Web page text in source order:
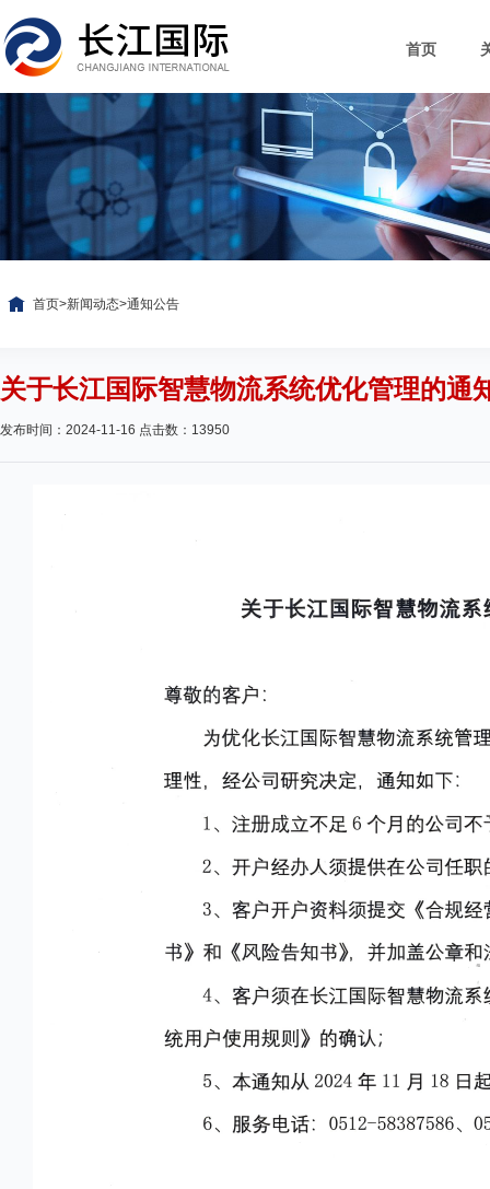
首页
首页>新闻动态>通知公告
关于长江国际智慧物流系统优化管理的通
发布时间：2024-11-16 点击数：13950